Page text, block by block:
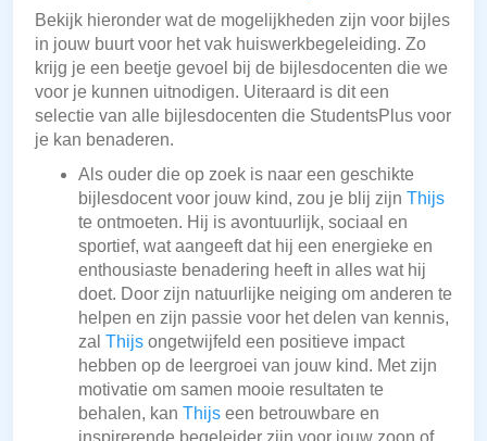
Bekijk hieronder wat de mogelijkheden zijn voor bijles
in jouw buurt voor het vak huiswerkbegeleiding. Zo
krijg je een beetje gevoel bij de bijlesdocenten die we
voor je kunnen uitnodigen. Uiteraard is dit een
selectie van alle bijlesdocenten die StudentsPlus voor
je kan benaderen.
Als ouder die op zoek is naar een geschikte
bijlesdocent voor jouw kind, zou je blij zijn Thijs
te ontmoeten. Hij is avontuurlijk, sociaal en
sportief, wat aangeeft dat hij een energieke en
enthousiaste benadering heeft in alles wat hij
doet. Door zijn natuurlijke neiging om anderen te
helpen en zijn passie voor het delen van kennis,
zal Thijs ongetwijfeld een positieve impact
hebben op de leergroei van jouw kind. Met zijn
motivatie om samen mooie resultaten te
behalen, kan Thijs een betrouwbare en